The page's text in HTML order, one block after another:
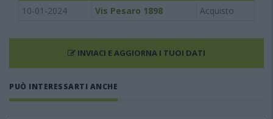
10-01-2024
Vis Pesaro 1898 Acquisto
INVIACI E AGGIORNA I TUOI DATI
PUÒ INTERESSARTI ANCHE